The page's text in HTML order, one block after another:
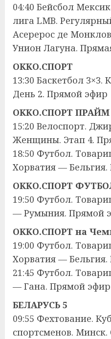
04:40 Бейсбол
лига LMB.
Асерерос де
Унион Лагуна.
OKKO.СПОРТ
13:30 Баскетбол
День 2. Прямой эфир
OKKO.СПОРТ ПРАЙМ
15:20 Велоспорт.
Женщины. Этап 4.
18:50 Футбол.
Хорватия —
OKKO.СПОРТ
19:50 Футбол.
— Румыния. Прямой
OKKO.СПОРТ на
19:00 Футбол.
Хорватия —
21:45 Футбол.
— Гана. Прямой эфир
БЕЛАРУСЬ 5
09:55 Фехтование.
спортсменов.